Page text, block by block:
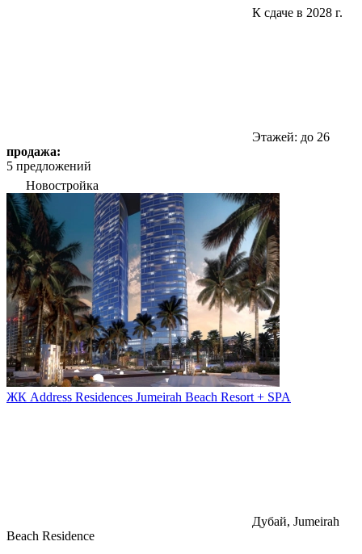
К сдаче в 2028 г.
Этажей: до 26
продажа:
5 предложений
Новостройка
ЖК Address Residences Jumeirah Beach Resort + SPA
Дубай, Jumeirah
Beach Residence